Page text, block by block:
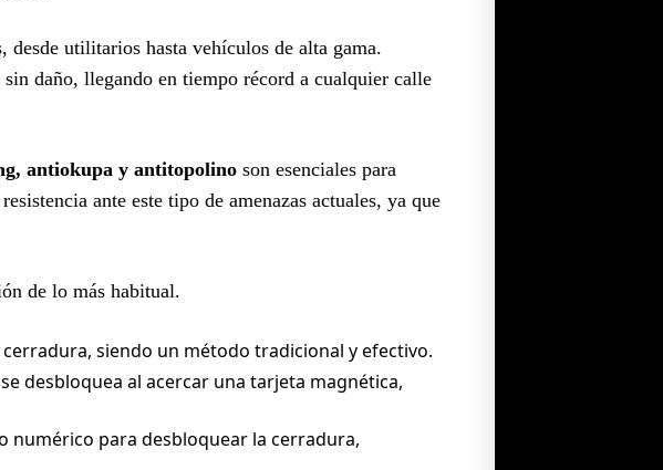
desde utilitarios hasta vehículos de alta gama.
daño, llegando en tiempo récord a cualquier calle
antiokupa y antitopolino son esenciales para
ante este tipo de amenazas actuales, ya que
de lo más habitual.
siendo un método tradicional y efectivo.
desbloquea al acercar una tarjeta magnética,
numérico para desbloquear la cerradura,